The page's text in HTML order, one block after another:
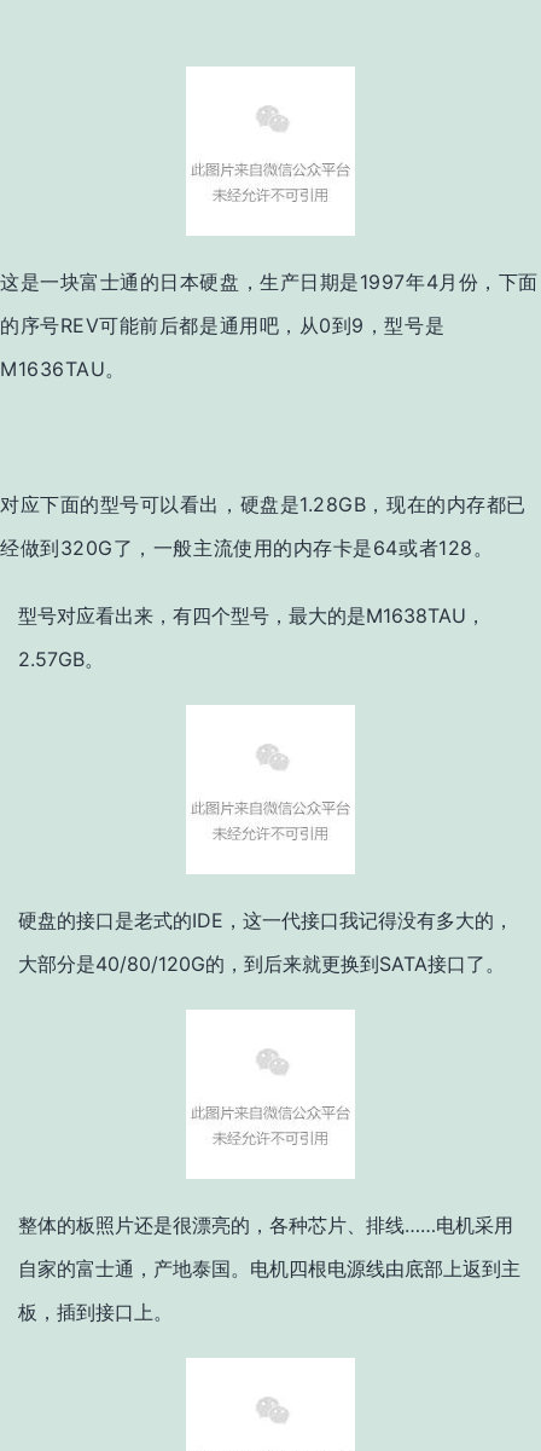
这是一块富士通的日本硬盘，生产日期是1997年4月份，下面
的序号REV可能前后都是通用吧，从0到9，型号是
M1636TAU。
对应下面的型号可以看出，硬盘是1.28GB，现在的内存都已
经做到320G了，一般主流使用的内存卡是64或者128。
型号对应看出来，有四个型号，最大的是M1638TAU，
2.57GB。
硬盘的接口是老式的IDE，这一代接口我记得没有多大的，
大部分是40/80/120G的，到后来就更换到SATA接口了。
整体的板照片还是很漂亮的，各种芯片、排线……电机采用
自家的富士通，产地泰国。电机四根电源线由底部上返到主
板，插到接口上。